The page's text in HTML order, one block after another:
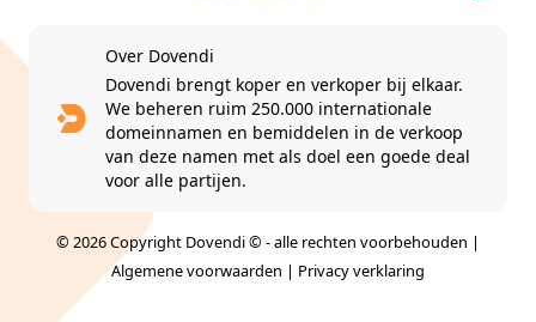
Over Dovendi
Dovendi brengt koper en verkoper bij elkaar.
We beheren ruim 250.000 internationale
domeinnamen en bemiddelen in de verkoop
van deze namen met als doel een goede deal
voor alle partijen.
© 2026 Copyright Dovendi © - alle rechten voorbehouden |
Algemene voorwaarden | Privacy verklaring